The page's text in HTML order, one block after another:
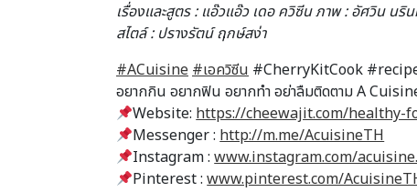
เรื่องและสูตร : แอ๊วแอ๊ว เดอ ควิซีน ภาพ : อัศวิน นริ
สไตล์ : ปรางรัตน์ ฤกษ์สง่า
#ACuisine#เอควิซีน #CherryKitCook
อยากกิน อยากฟิน อยากทำ อย่าลืมติดตาม A
Website:https://cheewajit.com/healthy-
Messenger :http://m.me/AcuisineTH
Instagram :www.instagram.com/
Pinterest :www.pinterest.com/